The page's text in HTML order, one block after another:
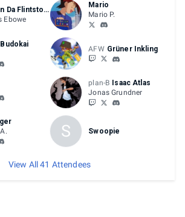
Michigan Da Flintstone
Ebowe
Mario
Mario P.
Budokai
AFW Grüner Inkling
plan-B Isaac Atlas
Jonas Grundner
S Swoopie
View All 41 Attendees